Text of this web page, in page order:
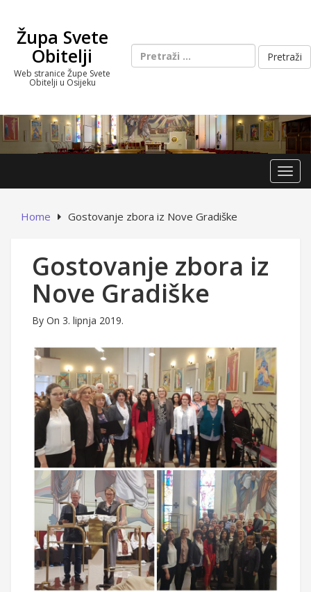
contentŽupa Svete
Obitelji
Web stranice Župe Svete
Obitelji u Osijeku
Pretraži:
Home Gostovanje zbora iz Nove Gradiške
Gostovanje zbora iz
Nove Gradiške
By On 3. lipnja 2019.